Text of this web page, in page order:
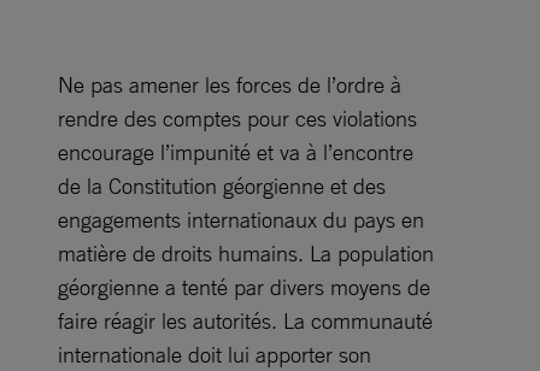
Ne pas amener les forces de l’ordre à
rendre des comptes pour ces violations
encourage l’impunité et va à l’encontre
de la Constitution géorgienne et des
engagements internationaux du pays en
matière de droits humains. La population
géorgienne a tenté par divers moyens de
faire réagir les autorités. La communauté
internationale doit lui apporter son